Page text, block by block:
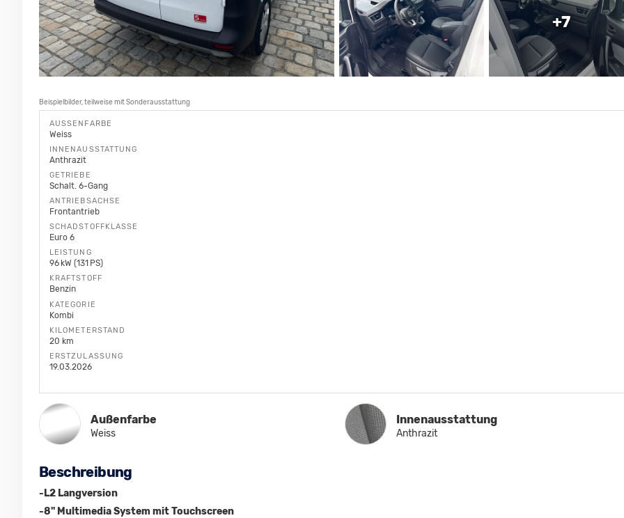
+7
Beispielbilder, teilweise mit Sonderausstattung
AUSSENFARBE
Weiss
INNENAUSSTATTUNG
Anthrazit
GETRIEBE
Schalt. 6-Gang
ANTRIEBSACHSE
Frontantrieb
SCHADSTOFFKLASSE
Euro 6
LEISTUNG
96 kW (131 PS)
KRAFTSTOFF
Benzin
KATEGORIE
Kombi
KILOMETERSTAND
20 km
ERSTZULASSUNG
19.03.2026
Außenfarbe
Weiss
Innenausstattung
Innenausstattung
Anthrazit
Beschreibung
-L2 Langversion
-8" Multimedia System mit Touchscreen